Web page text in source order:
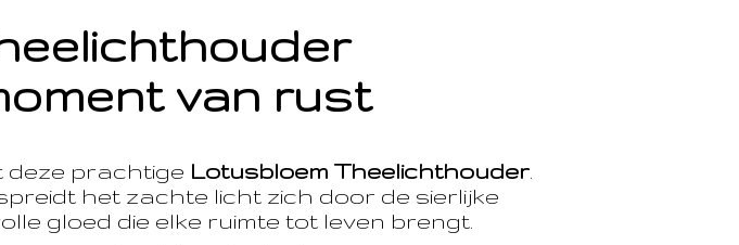
van rust
deze prachtige Lotusbloem Theelichthouder.
het zachte licht zich door de sierlijke
gloed die elke ruimte tot leven brengt.